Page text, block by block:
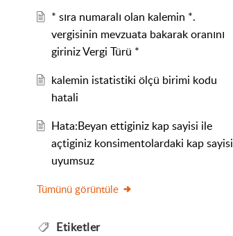
* sıra numaralı olan kalemin *.
vergisinin mevzuata bakarak oranını
giriniz Vergi Türü *
kalemin istatistiki ölçü birimi kodu
hatali
Hata:Beyan ettiginiz kap sayisi ile
açtiginiz konsimentolardaki kap sayisi
uyumsuz
Tümünü görüntüle
Etiketler